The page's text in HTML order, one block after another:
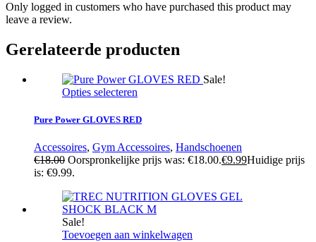
Only logged in customers who have purchased this product may
leave a review.
Gerelateerde producten
Sale!
Opties selecteren
Pure Power GLOVES RED
Accessoires, Gym Accessoires, Handschoenen
€18.00 Oorspronkelijke prijs was: €18.00.€9.99Huidige prijs
is: €9.99.
Sale!
Toevoegen aan winkelwagen